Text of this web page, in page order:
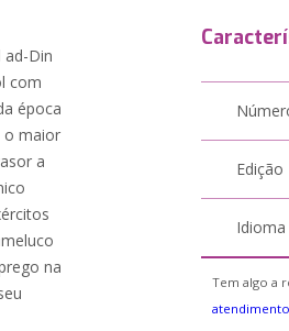
ad-Din
com
época
o maior
a
na
Edição
Idioma
Tem algo a